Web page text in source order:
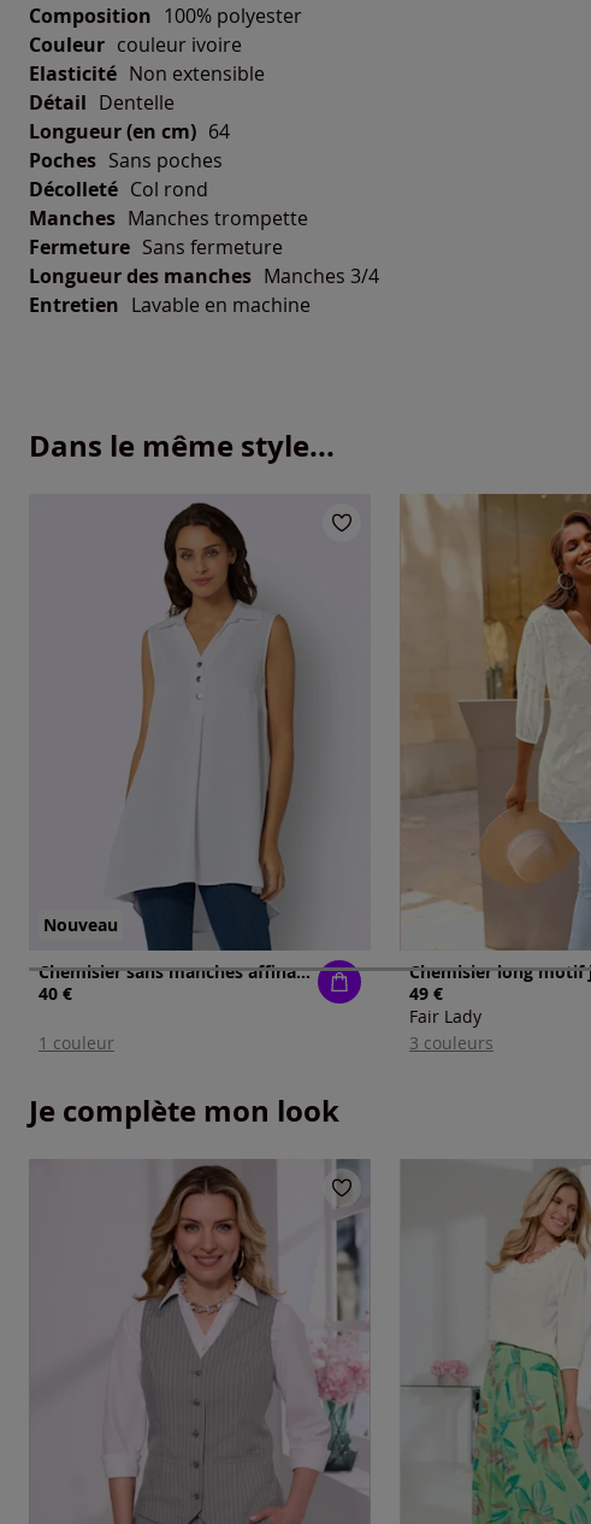
Composition 100% polyester
Couleur couleur ivoire
Elasticité Non extensible
Détail Dentelle
Longueur (en cm) 64
Poches Sans poches
Décolleté Col rond
Manches Manches trompette
Fermeture Sans fermeture
Longueur des manches Manches 3/4
Entretien Lavable en machine
Dans le même style...
Nouveau
Chemisier sans manches affinant
40 €
1 couleur
49 €
Fair Lady
3 couleurs
Je complète mon look